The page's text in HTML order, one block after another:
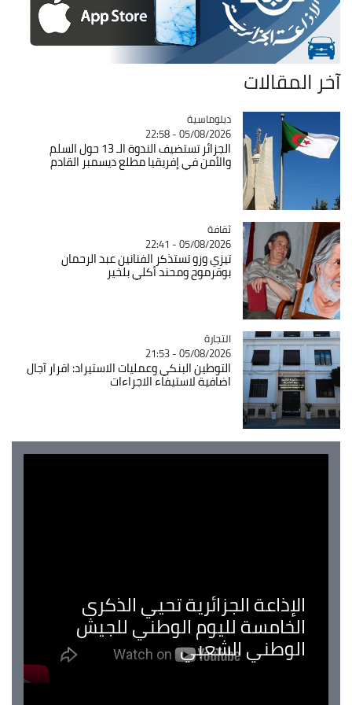
آخر المقالات
Catégorie
دبلوماسية
05/08/2026 - 22:58
الجزائر تستضيف الندوة الـ 13 حول السلم
والأمن في إفريقيا مطلع ديسمبر القادم
Catégorie
ثقافة
05/08/2026 - 22:41
تيزي وزو تستذكر الفنانين عبد الرحمان
بوقرموح ومحند أكلي بلخير
Catégorie
التجارة
05/08/2026 - 21:53
التوطين البنكي وعمليات الاستيراد: اقرار آجال
اضافية لاستيفاء الاجراءات
الإذاعة الجزائرية تحيي الذكرى
الخامسة لليوم الوطني للجيش
الوطني الشعبي